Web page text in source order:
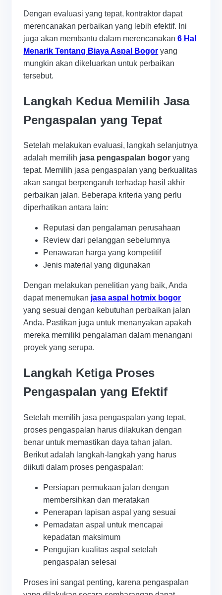
Dengan evaluasi yang tepat, kontraktor dapat
merencanakan perbaikan yang lebih efektif. Ini
juga akan membantu dalam merencanakan6 Hal
Menarik Tentang Biaya Aspal Bogor yang
mungkin akan dikeluarkan untuk perbaikan
tersebut.
Langkah Kedua Memilih Jasa
Pengaspalan yang Tepat
Setelah melakukan evaluasi, langkah selanjutnya
adalah memilih jasa pengaspalan bogor yang
tepat. Memilih jasa pengaspalan yang berkualitas
akan sangat berpengaruh terhadap hasil akhir
perbaikan jalan. Beberapa kriteria yang perlu
diperhatikan antara lain:
Reputasi dan pengalaman perusahaan
Review dari pelanggan sebelumnya
Penawaran harga yang kompetitif
Jenis material yang digunakan
Dengan melakukan penelitian yang baik, Anda
dapat menemukan jasa aspal hotmix bogor
yang sesuai dengan kebutuhan perbaikan jalan
Anda. Pastikan juga untuk menanyakan apakah
mereka memiliki pengalaman dalam menangani
proyek yang serupa.
Langkah Ketiga Proses
Pengaspalan yang Efektif
Setelah memilih jasa pengaspalan yang tepat,
proses pengaspalan harus dilakukan dengan
benar untuk memastikan daya tahan jalan.
Berikut adalah langkah-langkah yang harus
diikuti dalam proses pengaspalan:
Persiapan permukaan jalan dengan
membersihkan dan meratakan
Penerapan lapisan aspal yang sesuai
Pemadatan aspal untuk mencapai
kepadatan maksimum
Pengujian kualitas aspal setelah
pengaspalan selesai
Proses ini sangat penting, karena pengaspalan